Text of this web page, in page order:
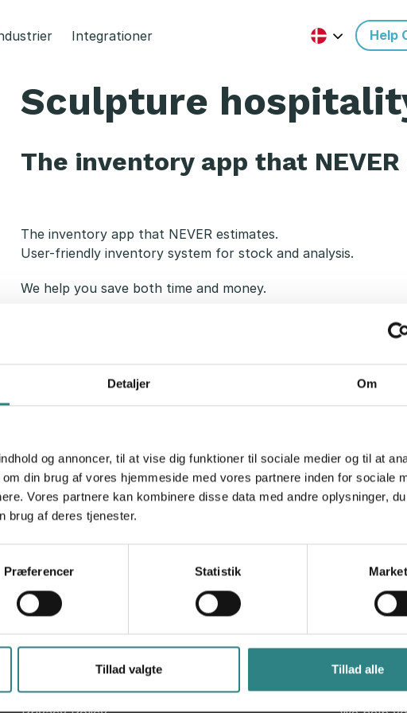
Detaljer Om
og annoncer, til at vise dig funktioner til sociale medier og til at
din brug af vores hjemmeside med vores partnere inden for sociale
Vores partnere kan kombinere disse data med andre oplysninger,
brug af deres tjenester.
Præferencer Statistik
Tillad valgte Tillad alle
Integrationer Help
Sculpture
The inventory app that
The inventory app that NEVER estimates.
User-friendly inventory system for stock and analysis.
We help you save both time and money.
Trivec
Help Center
Om os
Produkter
Kassesystem
restaurant
Handheld POS
code
Ekstra
Nyheder
Blog